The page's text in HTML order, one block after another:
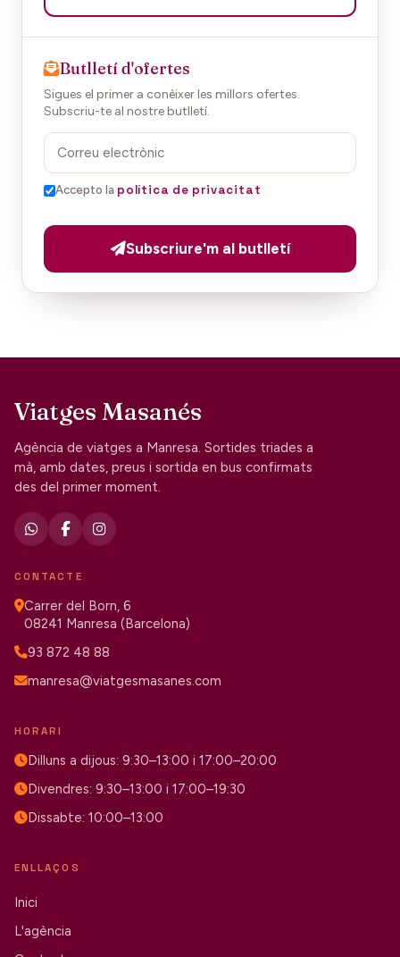
Butlletí d'ofertes
Sigues el primer a conèixer les millors ofertes.
Subscriu-te al nostre butlletí.
Accepto la política de privacitat
Subscriure'm al butlletí
Viatges Masanés
Agència de viatges a Manresa. Sortides triades a
mà, amb dates, preus i sortida en bus confirmats
des del primer moment.
CONTACTE
Carrer del Born, 6
08241 Manresa (Barcelona)
93 872 48 88
manresa@viatgesmasanes.com
HORARI
Dilluns a dijous: 9:30–13:00 i 17:00–20:00
Divendres: 9:30–13:00 i 17:00–19:30
Dissabte: 10:00–13:00
ENLLAÇOS
Inici
L'agència